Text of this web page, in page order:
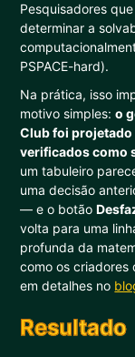
Pesquisadores
determinar a
PSPACE-hard).
Na prática, isso
motivo simples:o
Club foi
verificados como
um tabuleiro
uma decisão
— e o botão
volta para uma
profunda da
como os criadores
em detalhes no
Resultado